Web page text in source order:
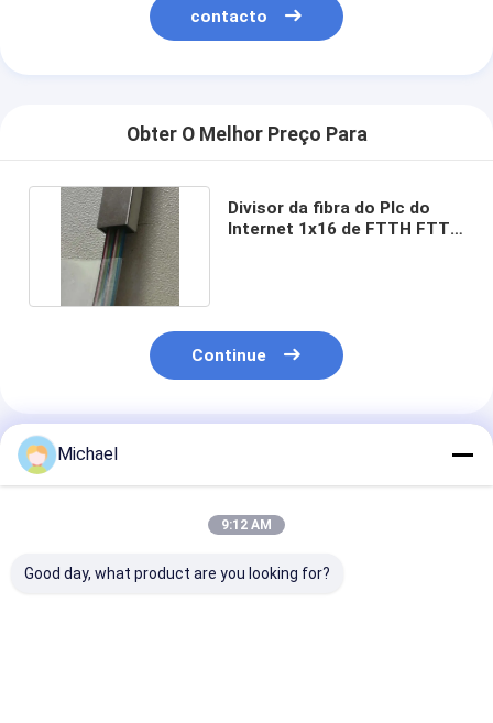
contacto
Obter O Melhor Preço Para
Divisor da fibra do Plc do
Internet 1x16 de FTTH FTTX
Continue
Produtos Recomendados
Michael
9:12 AM
Good day, what product are you looking for?